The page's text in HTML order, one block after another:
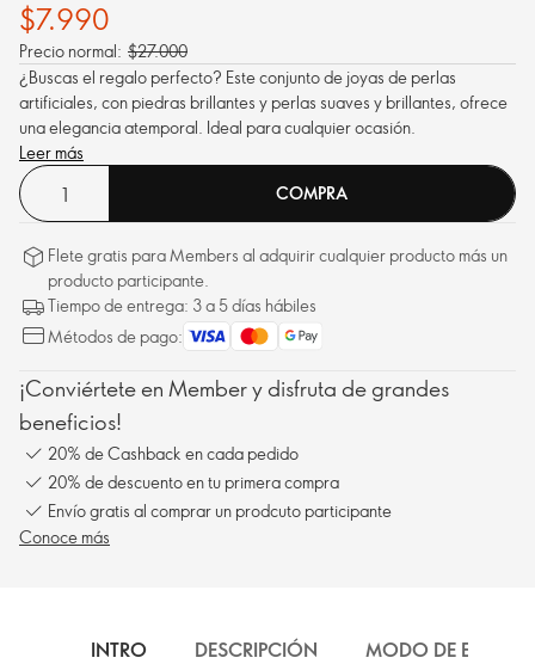
$7.990
Precio normal: $27.000
¿Buscas el regalo perfecto? Este conjunto de joyas de perlas
artificiales, con piedras brillantes y perlas suaves y brillantes, ofrece
una elegancia atemporal. Ideal para cualquier ocasión.
Leer más
COMPRA
Flete gratis para Members al adquirir cualquier producto más un
producto participante.
Tiempo de entrega: 3 a 5 días hábiles
Métodos de pago:
¡Conviértete en Member y disfruta de grandes
beneficios!
20% de Cashback en cada pedido
20% de descuento en tu primera compra
Envío gratis al comprar un prodcuto participante
Conoce más
INTRO DESCRIPCIÓN MODO DE EMPLEO